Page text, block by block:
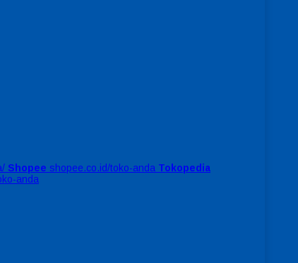
Shopee shopee.co.id/toko-anda Tokopedia
anda